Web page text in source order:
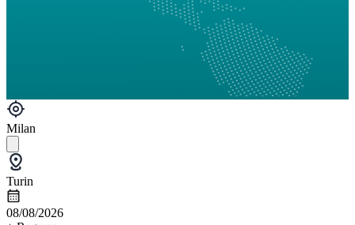
Milan
Turin
08/08/2026